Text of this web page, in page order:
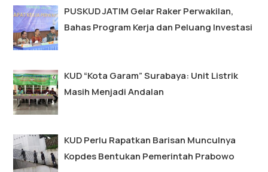
PUSKUD JATIM Gelar Raker Perwakilan,
Bahas Program Kerja dan Peluang Investasi
KUD “Kota Garam” Surabaya: Unit Listrik
Masih Menjadi Andalan
KUD Perlu Rapatkan Barisan Munculnya
Kopdes Bentukan Pemerintah Prabowo